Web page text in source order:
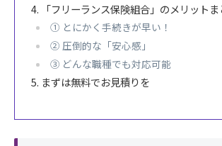
「フリーランス保険組合」のメリットま
① とにかく手続きが早い！
② 圧倒的な「安心感」
③ どんな職種でも対応可能
まずは無料でお見積りを